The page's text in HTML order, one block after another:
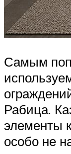
Самым
Рабица.
элементы
особо не